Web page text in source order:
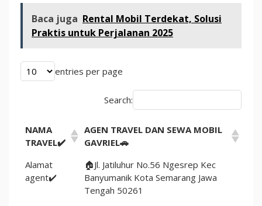
Baca juga Rental Mobil Terdekat, Solusi
Praktis untuk Perjalanan 2025
entries per page
Search:
NAMA
TRAVEL✔️
AGEN TRAVEL DAN SEWA MOBIL
GAVRIEL🚗
Alamat
agent✔️
🏠Jl. Jatiluhur No.56 Ngesrep Kec
Banyumanik Kota Semarang Jawa
Tengah 50261